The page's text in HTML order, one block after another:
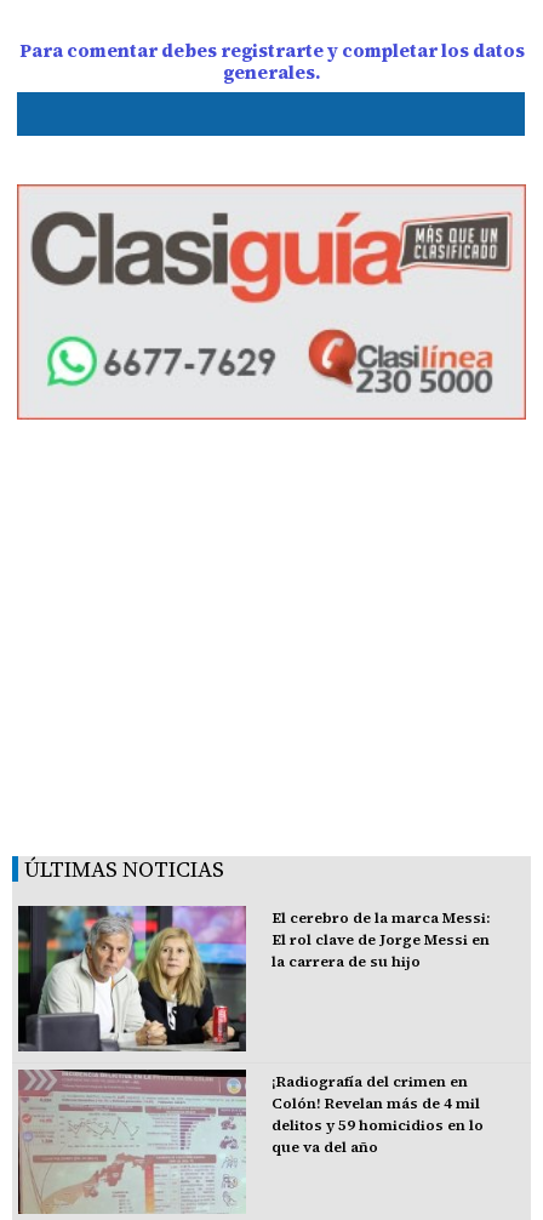
Para comentar debes registrarte y completar los datos
generales.
ÚLTIMAS NOTICIAS
El cerebro de la marca Messi:
El rol clave de Jorge Messi en
la carrera de su hijo
¡Radiografía del crimen en
Colón! Revelan más de 4 mil
delitos y 59 homicidios en lo
que va del año